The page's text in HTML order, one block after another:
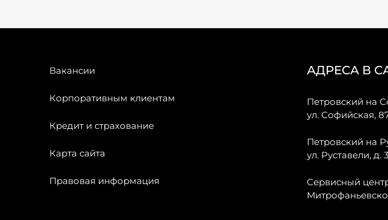
Вакансии
Корпоративным клиентам
Кредит и страхование
Карта сайта
Правовая информация
АДРЕСА В
Петровский на
ул. Софийская,
Петровский на
ул. Руставели, д.
Сервисный